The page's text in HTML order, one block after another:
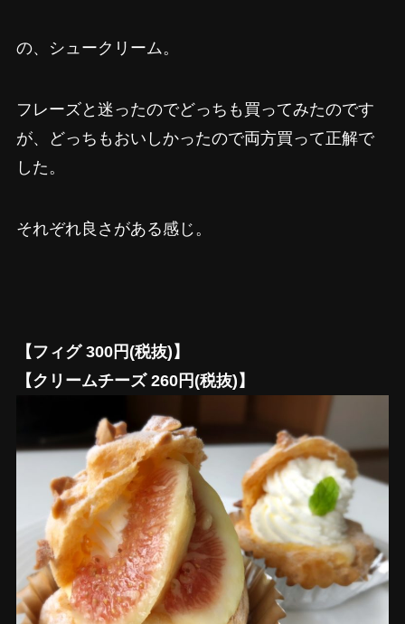
の、シュークリーム。
フレーズと迷ったのでどっちも買ってみたのです
が、どっちもおいしかったので両方買って正解で
した。
それぞれ良さがある感じ。
【フィグ 300円(税抜)】
【クリームチーズ 260円(税抜)】